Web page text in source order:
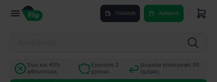
Πούλησε Αγόρασε
Έως και 40%
φθηνότερα
Εγγύηση 2
χρόνια
Δωρεάν επιστροφή 30
ημέρες